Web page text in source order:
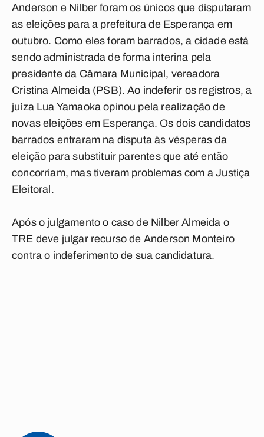
Anderson e Nilber foram os únicos que disputaram
as eleições para a prefeitura de Esperança em
outubro. Como eles foram barrados, a cidade está
sendo administrada de forma interina pela
presidente da Câmara Municipal, vereadora
Cristina Almeida (PSB). Ao indeferir os registros, a
juíza Lua Yamaoka opinou pela realização de
novas eleições em Esperança. Os dois candidatos
barrados entraram na disputa às vésperas da
eleição para substituir parentes que até então
concorriam, mas tiveram problemas com a Justiça
Eleitoral.
Após o julgamento o caso de Nilber Almeida o
TRE deve julgar recurso de Anderson Monteiro
contra o indeferimento de sua candidatura.